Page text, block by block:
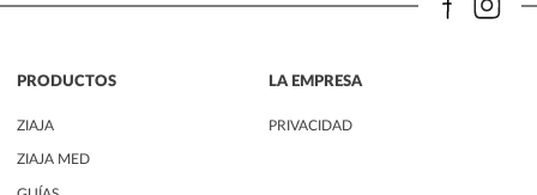
PRODUCTOS
ZIAJA
ZIAJA MED
LA EMPRESA
PRIVACIDAD